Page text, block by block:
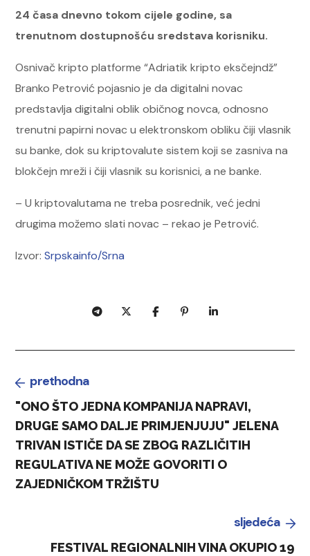
24 časa dnevno tokom cijele godine, sa
trenutnom dostupnošću sredstava korisniku.
Osnivač kripto platforme “Adriatik kripto eksčejndž”
Branko Petrović pojasnio je da digitalni novac
predstavlja digitalni oblik običnog novca, odnosno
trenutni papirni novac u elektronskom obliku čiji vlasnik
su banke, dok su kriptovalute sistem koji se zasniva na
blokčejn mreži i čiji vlasnik su korisnici, a ne banke.
– U kriptovalutama ne treba posrednik, već jedni
drugima možemo slati novac – rekao je Petrović.
Izvor:Srpskainfo/Srna
prethodna
"ONO ŠTO JEDNA KOMPANIJA NAPRAVI,
DRUGE SAMO DALJE PRIMJENJUJU" JELENA
TRIVAN ISTIČE DA SE ZBOG RAZLIČITIH
REGULATIVA NE MOŽE GOVORITI O
ZAJEDNIČKOM TRŽIŠTU
sljedeća
FESTIVAL REGIONALNIH VINA OKUPIO 19